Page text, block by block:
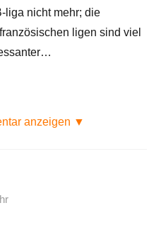
liga nicht mehr; die
ligen sind viel
anzeigen ▼